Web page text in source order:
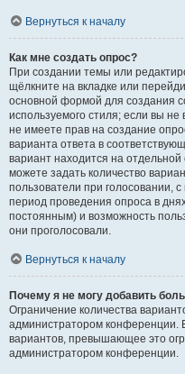
Вернуться к началу
Как мне создать опрос?
При создании темы или
щёлкните на вкладке или
основной формой для создания
используемого стиля; если вы
не имеете прав на создание
варианта ответа в
вариант находится на отдельной
можете задать количество
пользователи при голосовании,
период проведения опроса в
постоянным) и возможность
они проголосовали.
Вернуться к началу
Почему я не могу добавить
Ограничение количества
администратором конференции.
вариантов, превышающее это
администратором конференции.